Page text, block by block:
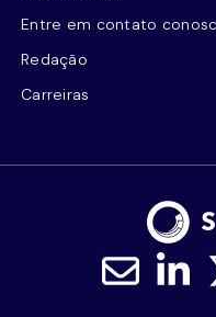
Entre em contato
Redação
Carreiras